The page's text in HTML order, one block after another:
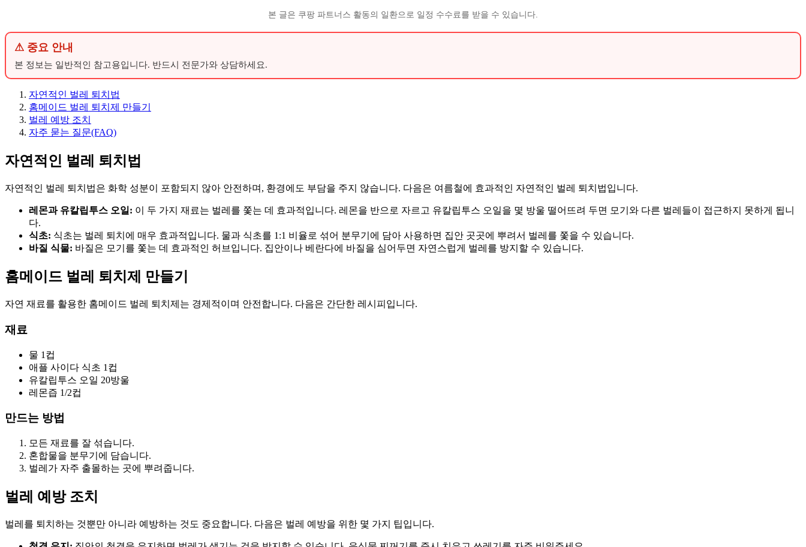
본 글은 쿠팡 파트너스 활동의 일환으로 일정 수수료를 받을 수 있습니다.
⚠ 중요 안내
본 정보는 일반적인 참고용입니다. 반드시 전문가와 상담하세요.
자연적인 벌레 퇴치법
홈메이드 벌레 퇴치제 만들기
벌레 예방 조치
자주 묻는 질문(FAQ)
자연적인 벌레 퇴치법
자연적인 벌레 퇴치법은 화학 성분이 포함되지 않아 안전하며, 환경에도 부담을 주지 않습니다. 다음은 여름철에 효과적인 자연적인 벌레 퇴치법입니다.
레몬과 유칼립투스 오일: 이 두 가지 재료는 벌레를 쫓는 데 효과적입니다. 레몬을 반으로 자르고 유칼립투스 오일을 몇 방울 떨어뜨려 두면 모기와 다른 벌레들이 접근하지 못하게 됩니
다.
식초: 식초는 벌레 퇴치에 매우 효과적입니다. 물과 식초를 1:1 비율로 섞어 분무기에 담아 사용하면 집안 곳곳에 뿌려서 벌레를 쫓을 수 있습니다.
바질 식물: 바질은 모기를 쫓는 데 효과적인 허브입니다. 집안이나 베란다에 바질을 심어두면 자연스럽게 벌레를 방지할 수 있습니다.
홈메이드 벌레 퇴치제 만들기
자연 재료를 활용한 홈메이드 벌레 퇴치제는 경제적이며 안전합니다. 다음은 간단한 레시피입니다.
재료
물 1컵
애플 사이다 식초 1컵
유칼립투스 오일 20방울
레몬즙 1/2컵
만드는 방법
모든 재료를 잘 섞습니다.
혼합물을 분무기에 담습니다.
벌레가 자주 출몰하는 곳에 뿌려줍니다.
벌레 예방 조치
벌레를 퇴치하는 것뿐만 아니라 예방하는 것도 중요합니다. 다음은 벌레 예방을 위한 몇 가지 팁입니다.